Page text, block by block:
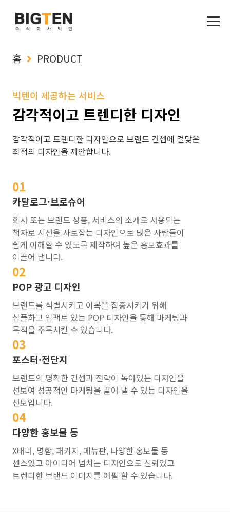
홈 PRODUCT
빅텐이 제공하는 서비스
감각적이고 트렌디한 디자인
감각적이고 트렌디한 디자인으로 브랜드 컨셉에 걸맞은
최적의 디자인을 제안합니다.
01
카탈로그·브로슈어
회사 또는 브랜드 상품, 서비스의 소개로 사용되는
책자로 시선을 사로잡는 디자인으로 많은 사람들이
쉽게 이해할 수 있도록 제작하여 높은 홍보효과를
이끌어 냅니다.
02
POP 광고 디자인
브랜드를 식별시키고 이목을 집중시키기 위해
심플하고 임팩트 있는 POP 디자인을 통해 마케팅과
목적을 주목시킬 수 있습니다.
03
포스터·전단지
브랜드의 명확한 컨셉과 전략이 녹아있는 디자인을
선보여 성공적인 마케팅을 끌어 낼 수 있는 디자인을
선보입니다.
04
다양한 홍보물 등
X배너, 명함, 패키지, 메뉴판, 다양한 홍보물 등
센스있고 아이디어 넘치는 디자인으로 신뢰있고
트렌디한 브랜드 이미지를 어필 할 수 있습니다.